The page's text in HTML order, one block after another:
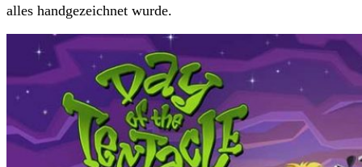
alles handgezeichnet wurde.